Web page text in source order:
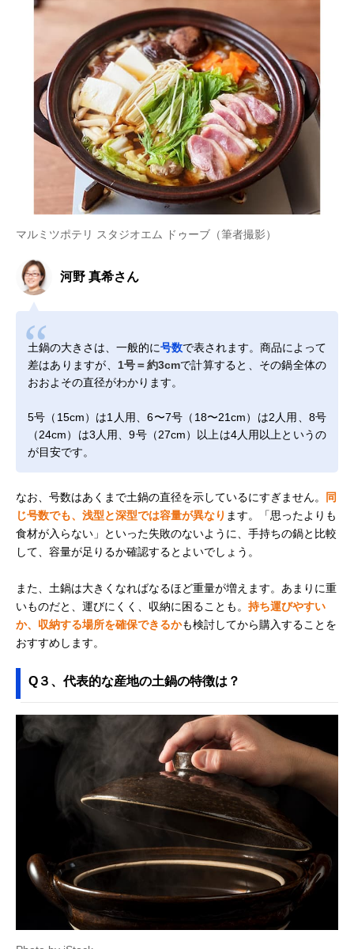
マルミツポテリ スタジオエム ドゥーブ（筆者撮影）
河野 真希さん
土鍋の大きさは、一般的に号数で表されます。商品によって
差はありますが、 1号＝約3cmで計算すると、その鍋全体の
おおよその直径がわかります。
5号（15cm）は1人用、6〜7号（18〜21cm）は2人用、8号
（24cm）は3人用、9号（27cm）以上は4人用以上というの
が目安です。
なお、号数はあくまで土鍋の直径を示しているにすぎません。
同
じ号数でも、浅型と深型では容量が異なり ます。「思ったよりも
食材が入らない」といった失敗のないように、手持ちの鍋と比較
して、容量が足りるか確認するとよいでしょう。
また、土鍋は大きくなればなるほど重量が増えます。あまりに重
いものだと、運びにくく、収納に困ることも。 持ち運びやすい
か、収納する場所を確保できるかも検討してから購入することを
おすすめします。
Q３、代表的な産地の土鍋の特徴は？